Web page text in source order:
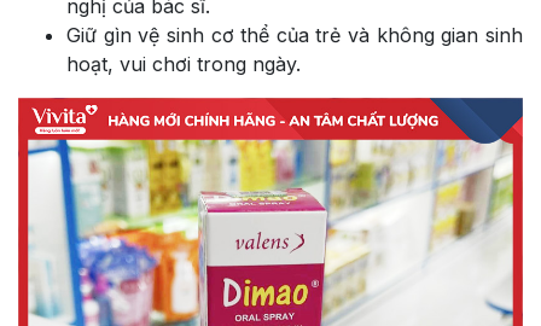
nghị của bác sĩ.
Giữ gìn vệ sinh cơ thể của trẻ và không gian sinh
hoạt, vui chơi trong ngày.